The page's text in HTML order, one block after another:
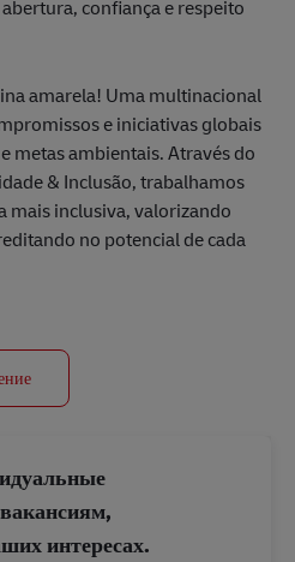
confiança e respeito
amarela! Uma multinacional
e iniciativas globais
metas ambientais. Através do
& Inclusão, trabalhamos
mais inclusiva, valorizando
no potencial de cada
интересах.